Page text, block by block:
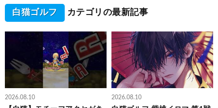
白猫ゴルフ カテゴリの最新記事
2026.08.10 2026.08.10